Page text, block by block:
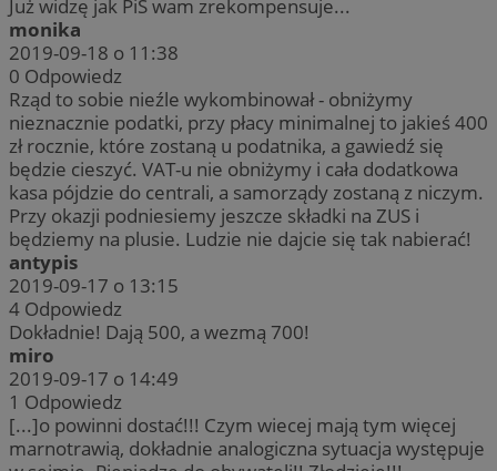
Już widzę jak PiS wam zrekompensuje...
monika
2019-09-18 o 11:38
0 Odpowiedz
Rząd to sobie nieźle wykombinował - obniżymy
nieznacznie podatki, przy płacy minimalnej to jakieś 400
zł rocznie, które zostaną u podatnika, a gawiedź się
będzie cieszyć. VAT-u nie obniżymy i cała dodatkowa
kasa pójdzie do centrali, a samorządy zostaną z niczym.
Przy okazji podniesiemy jeszcze składki na ZUS i
będziemy na plusie. Ludzie nie dajcie się tak nabierać!
antypis
2019-09-17 o 13:15
4 Odpowiedz
Dokładnie! Dają 500, a wezmą 700!
miro
2019-09-17 o 14:49
1 Odpowiedz
[...]o powinni dostać!!! Czym wiecej mają tym więcej
marnotrawią, dokładnie analogiczna sytuacja występuje